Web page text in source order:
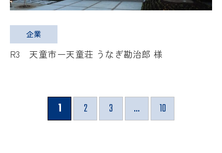
企業
R3 天童市ー天童荘 うなぎ勘治郎 様
1 2 3 ... 10